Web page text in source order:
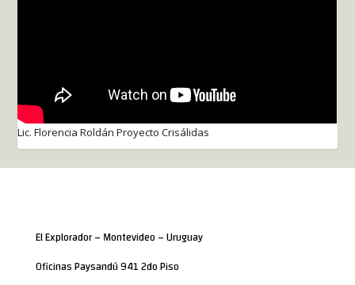
Lic. Florencia Roldán Proyecto Crisálidas
El Explorador – Montevideo – Uruguay
Oficinas Paysandú 941 2do Piso